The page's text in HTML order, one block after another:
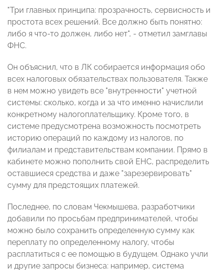
"Три главных принципа: прозрачность, сервисность и
простота всех решений. Все должно быть понятно:
либо я что-то должен, либо нет", - отметил замглавы
ФНС.
Он объяснил, что в ЛК собирается информация обо
всех налоговых обязательствах пользователя. Также
в нем можно увидеть все "внутренности" учетной
системы: сколько, когда и за что именно начислили
конкретному налогоплательщику. Кроме того, в
системе предусмотрена возможность посмотреть
историю операций по каждому из налогов, по
филиалам и представительствам компании. Прямо в
кабинете можно пополнить свой ЕНС, распределить
оставшиеся средства и даже "зарезервировать"
сумму для предстоящих платежей.
Последнее, по словам Чекмышева, разработчики
добавили по просьбам предпринимателей, чтобы
можно было сохранить определенную сумму как
переплату по определенному налогу, чтобы
расплатиться с ее помощью в будущем. Однако учли
и другие запросы бизнеса: например, система